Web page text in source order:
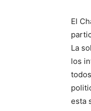
El
La
los
esta